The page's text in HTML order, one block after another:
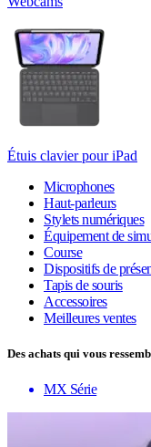
Étuis clavier pour iPad
Microphones
Haut-parleurs
Stylets numériques
Équipement de
Course
Dispositifs de
Tapis de souris
Accessoires
Meilleures ventes
Des achats qui vous
MX Série